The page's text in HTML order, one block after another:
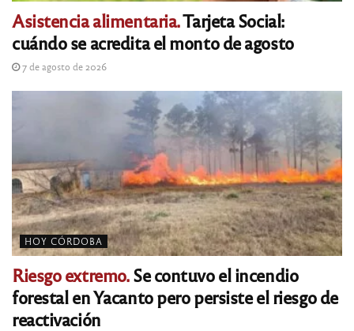
Asistencia alimentaria.Tarjeta Social:
cuándo se acredita el monto de agosto
7 de agosto de 2026
HOY CÓRDOBA
Riesgo extremo.Se contuvo el incendio
forestal en Yacanto pero persiste el riesgo de
reactivación